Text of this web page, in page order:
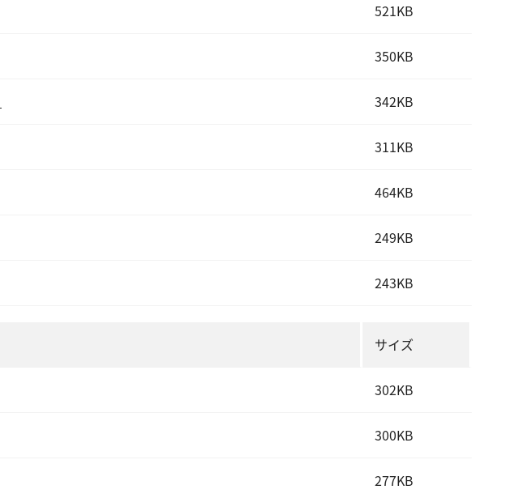
521KB
350KB
342KB
311KB
464KB
249KB
243KB
サイズ
302KB
300KB
277KB